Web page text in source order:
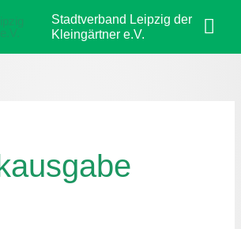
Stadtverband Leipzig der
Kleingärtner e.V.